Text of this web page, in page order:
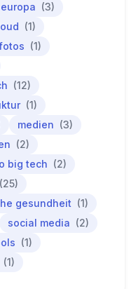
europa (3)
(1)
(1)
(12)
(1)
medien (3)
(2)
big tech (2)
(25)
gesundheit (1)
social media (2)
(1)
(1)